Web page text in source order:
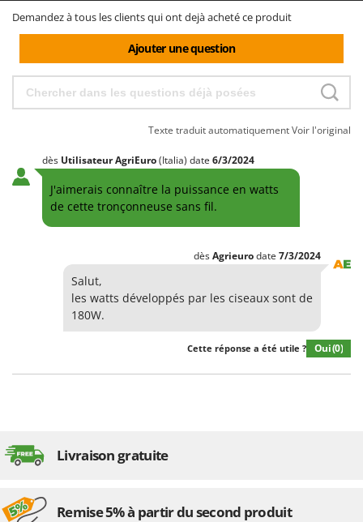
Demandez à tous les clients qui ont dejà acheté ce produit
Ajouter une question
Texte traduit automatiquementVoir l'original
dès Utilisateur AgriEuro(Italia) date 6/3/2024
J'aimerais connaître la puissance en watts
de cette tronçonneuse sans fil.
dèsAgrieurodate 7/3/2024
Salut,
les watts développés par les ciseaux sont de
180W.
Cette réponse a été utile ? Oui(0)
Livraison gratuite
Remise 5% à partir du second produit